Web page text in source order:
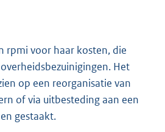
rpmi voor haar kosten, die
Het
op een reorganisatie van
of via uitbesteding aan een
gestaakt.